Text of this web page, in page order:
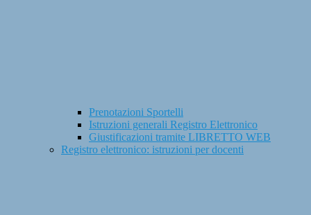
Prenotazioni Sportelli
Istruzioni generali Registro Elettronico
Giustificazioni tramite LIBRETTO WEB
Registro elettronico: istruzioni per docenti